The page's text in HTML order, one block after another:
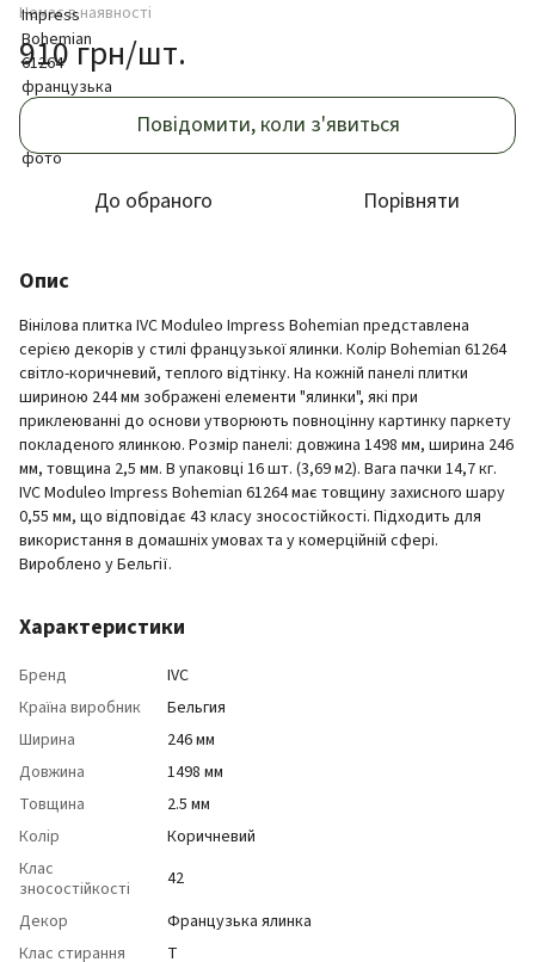
Немає в наявності
910 грн/шт.
Повідомити, коли з'явиться
До обраного Порівняти
Опис
Вінілова плитка IVC Moduleo Impress Bohemian представлена
серією декорів у стилі французької ялинки. Колір Bohemian 61264
світло-коричневий, теплого відтінку. На кожній панелі плитки
шириною 244 мм зображені елементи "ялинки", які при
приклеюванні до основи утворюють повноцінну картинку паркету
покладеного ялинкою. Розмір панелі: довжина 1498 мм, ширина 246
мм, товщина 2,5 мм. В упаковці 16 шт. (3,69 м2). Вага пачки 14,7 кг.
IVC Moduleo Impress Bohemian 61264 має товщину захисного шару
0,55 мм, що відповідає 43 класу зносостійкості. Підходить для
використання в домашніх умовах та у комерційній сфері.
Вироблено у Бельгії.
Характеристики
Бренд
IVC
Країна виробник
Бельгия
Ширина
246 мм
Довжина
1498 мм
Товщина
2.5 мм
Колір
Коричневий
Клас
зносостійкості
42
Декор
Французька ялинка
Клас стирання
T